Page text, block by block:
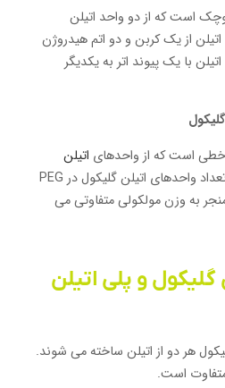
است که از دو واحد اتیلن
از یک کربن و دو اتم هیدروژن
با یک پیوند اتر به یکدیگر
است که از واحدهای اتیلن
تعداد واحدهای اتیلن گلیکول در PEG
به وزن مولکولی متفاوتی می
و پلی اتیلن
هر دو از اتیلن ساخته می شوند.
است.